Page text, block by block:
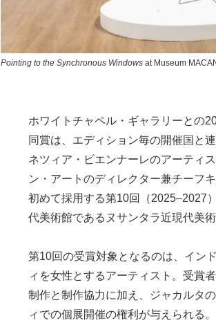
Pointing to the Synchronous Windows at Museum
ホワイトチャペル・ギャラリーとの
同賞は、エディション毎の開催国と
ネツィア・ビエンナーレのアーティ
ン・アートのディレクター兼チーフ
初めて採用する第10回（2025–2027
代美術館であるヌサンタラ近現代美
第10回の受賞対象となるのは、イン
ィを女性とするアーティスト。受賞
制作と制作協力に加え、ジャカルタ
ィでの個展開催の権利が与えられる